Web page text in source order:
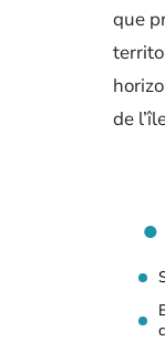
que
de